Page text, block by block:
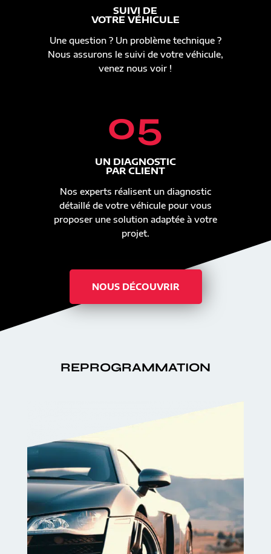
SUIVI DE
VOTRE VÉHICULE
Une question ? Un problème technique ?
Nous assurons le suivi de votre véhicule,
venez nous voir !
05
UN DIAGNOSTIC
PAR CLIENT
Nos experts réalisent un diagnostic
détaillé de votre véhicule pour vous
proposer une solution adaptée à votre
projet.
NOUS DÉCOUVRIR
REPROGRAMMATION